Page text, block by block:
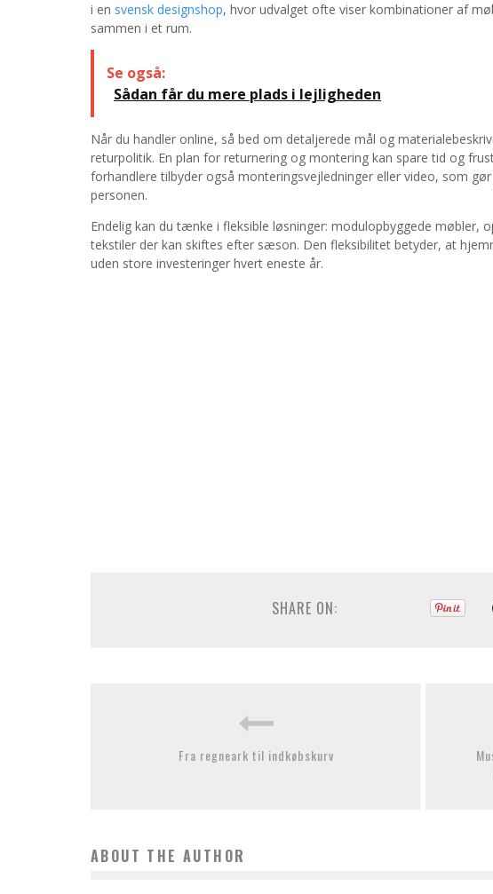
i en svensk designshop, hvor udvalget ofte viser kombinationer af
sammen i et rum.
Se også:
Sådan får du mere plads i lejligheden
Når du handler online, så bed om detaljerede mål og
returpolitik. En plan for returnering og montering kan spare tid og
forhandlere tilbyder også monteringsvejledninger eller video, som
personen.
Endelig kan du tænke i fleksible løsninger: modulopbyggede møbler,
tekstiler der kan skiftes efter sæson. Den fleksibilitet betyder, at
uden store investeringer hvert eneste år.
SHARE ON:
Fra regneark til indkøbskurv
ABOUT THE AUTHOR